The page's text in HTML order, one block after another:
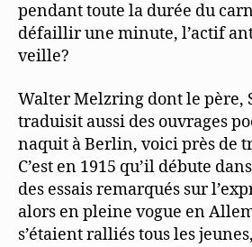
pendant toute la durée du
défaillir une minute, l’actif
veille?
Walter Melzring dont le père,
traduisit aussi des ouvrages
naquit à Berlin, voici près de
C’est en 1915 qu’il débute
des essais remarqués sur
alors en pleine vogue en
s’étaient ralliés tous les